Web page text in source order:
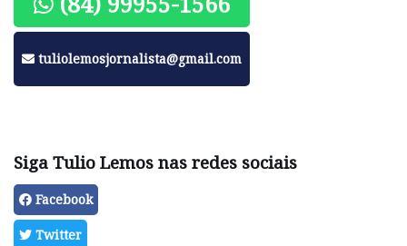
tuliolemosjornalista@gmail.com
Siga Tulio Lemos nas redes sociais
Facebook
Twitter